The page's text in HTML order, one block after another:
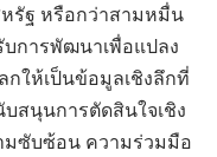
รัฐ หรือกว่าสามหมื่น
บการพัฒนาเพื่อแปลง
ให้เป็นข้อมูลเชิงลึกที่
สนุนการตัดสินใจเชิง
มซับซ้อน ความร่วมมือ